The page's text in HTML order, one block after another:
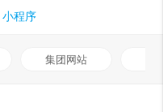
小程序
集团网站